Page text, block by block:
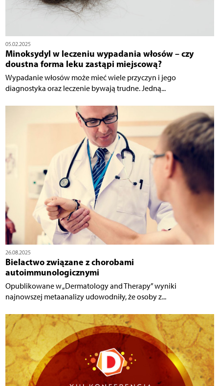
05.02.2025
Minoksydyl w leczeniu wypadania włosów – czy
doustna forma leku zastąpi miejscową?
Wypadanie włosów może mieć wiele przyczyn i jego
diagnostyka oraz leczenie bywają trudne. Jedną...
26.08.2025
Bielactwo związane z chorobami
autoimmunologicznymi
Opublikowane w „Dermatology and Therapy” wyniki
najnowszej metaanalizy udowodniły, że osoby z...